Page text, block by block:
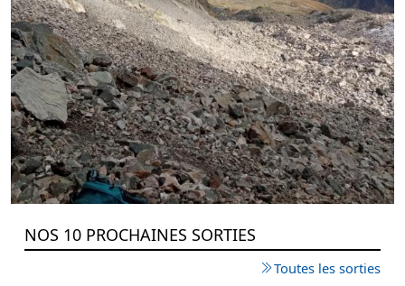
NOS 10 PROCHAINES SORTIES
Toutes les sorties